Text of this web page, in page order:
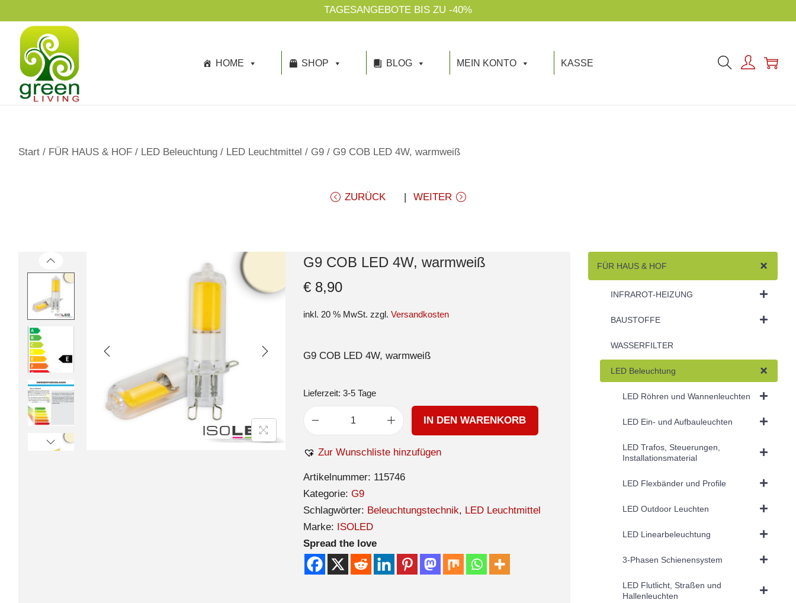
p
TAGESANGEBOTE BIS ZU -40%
HOME SHOP BLOG MEIN KONTO KASSE
Start / FÜR HAUS & HOF / LED Beleuchtung / LED Leuchtmittel / G9 / G9 COB LED 4W, warmweiß
ZURÜCK WEITER
G9 COB LED 4W, warmweiß
€8,90
inkl. 20 % MwSt. zzgl. Versandkosten
G9 COB LED 4W, warmweiß
Lieferzeit: 3-5 Tage
IN DEN WARENKORB
Zur Wunschliste hinzufügen
Artikelnummer: 115746
Kategorie: G9
Schlagwörter: Beleuchtungstechnik, LED Leuchtmittel
Marke: ISOLED
Spread the love
FÜR HAUS & HOF
INFRAROT-HEIZUNG
BAUSTOFFE
WASSERFILTER
LED Beleuchtung
LED Röhren und Wannenleuchten
LED Ein- und Aufbauleuchten
LED Trafos, Steuerungen,
Installationsmaterial
LED Flexbänder und Profile
LED Outdoor Leuchten
LED Linearbeleuchtung
3-Phasen Schienensystem
LED Flutlicht, Straßen und
Hallenleuchten